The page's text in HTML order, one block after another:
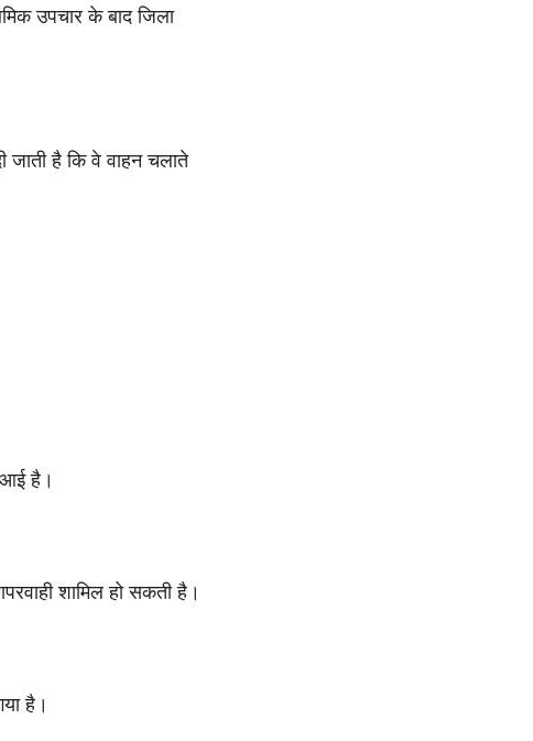
उपचार के बाद जिला
जाती है कि वे वाहन चलाते
है।
शामिल हो सकती है।
है।